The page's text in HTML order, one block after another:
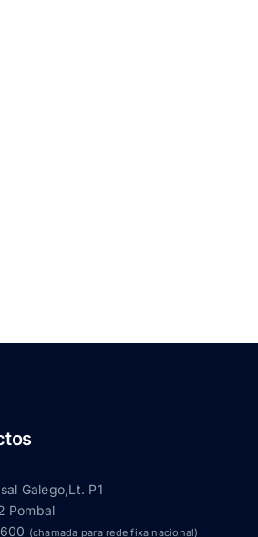
Galego,Lt. P1
Pombal
(chamada para rede fixa nacional)